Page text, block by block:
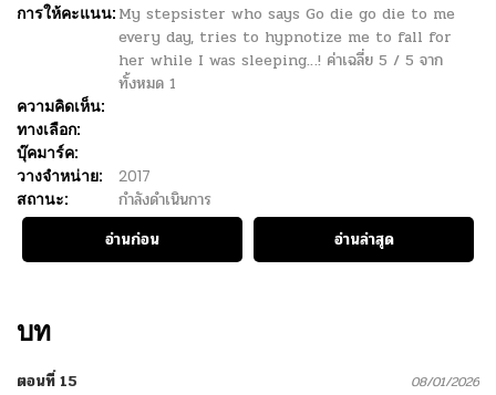
การให้คะแนน: My stepsister who says Go die go die to me
every day, tries to hypnotize me to fall for
her while I was sleeping…! ค่าเฉลี่ย 5 / 5 จาก
ทั้งหมด 1
ความคิดเห็น:
ทางเลือก:
บุ๊คมาร์ค:
วางจำหน่าย:
2017
สถานะ:
กำลังดำเนินการ
อ่านก่อน
อ่านล่าสุด
บท
ตอนที่ 15 08/01/2026